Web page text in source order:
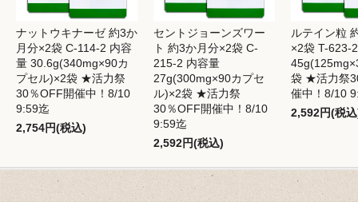
ナットウキナーゼ 約3か
月分×2袋 C-114-2 内容
量 30.6g(340mg×90カ
プセル)×2袋 ★活力祭
30％OFF開催中！8/10
9:59迄
2,754円(税込)
セントジョーンズワー
ト 約3か月分×2袋 C-
215-2 内容量
27g(300mg×90カプセ
ル)×2袋 ★活力祭
30％OFF開催中！8/10
9:59迄
2,592円(税込)
ルテイン粒
×2袋 T-623-
袋 ★活力祭
催中！8/10
2,592円(税